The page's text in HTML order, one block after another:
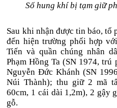
Số hung khí bị tạm giữ
Sau khi nhận được tin báo, tổ
đến hiện trường phối hợp
Tiến và quần chúng nhân
Phạm Hồng Ta (SN 1974, trú
Nguyễn Đức Khánh (SN
Núi Thành); thu giữ 2 mã
60cm, 1 cái dài 1,2m), 2 gậy
gỗ.